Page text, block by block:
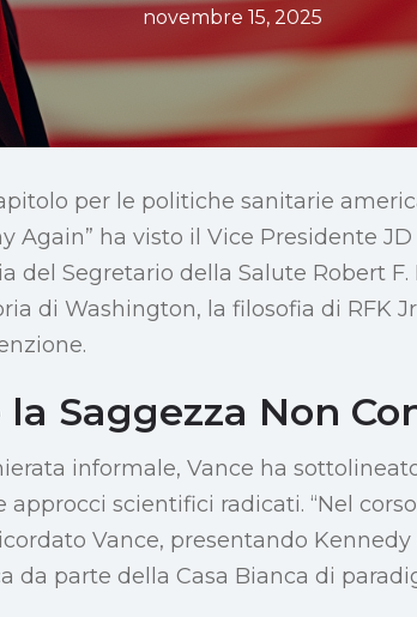
novembre 15, 2025
per le politiche sanitarie
Again” ha visto il Vice Presidente
del Segretario della Salute Robert F.
di Washington, la filosofia di RFK
Saggezza Non
informale, Vance ha
scientifici radicati. “Nel
Vance, presentando
da parte della Casa Bianca di